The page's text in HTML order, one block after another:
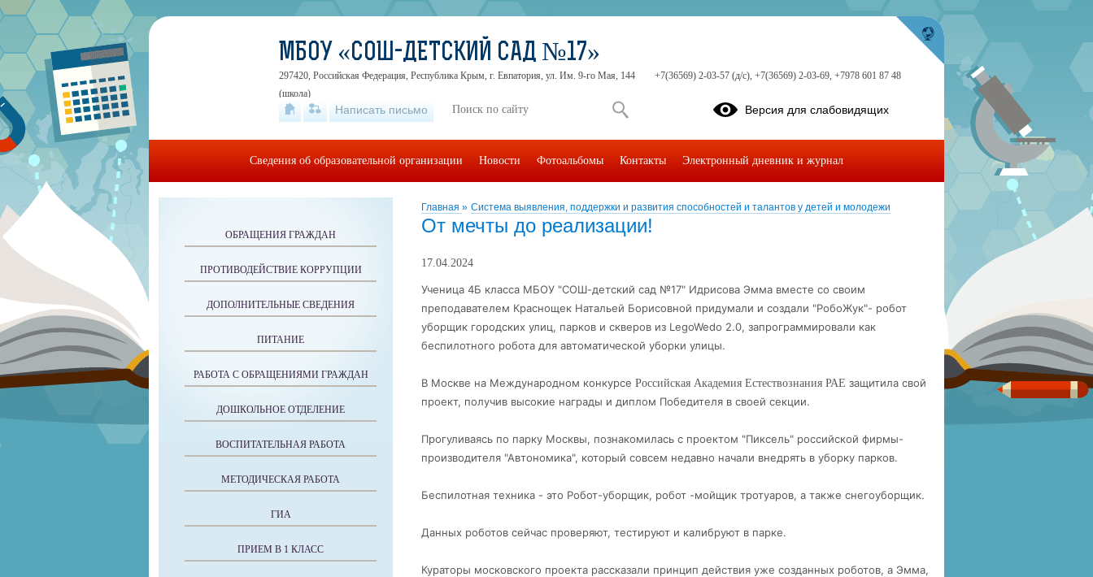
Главная » Система выявления, поддержки и развития способностей и талантов у детей и молодежи
От мечты до реализации!
17.04.2024
Ученица 4Б класса МБОУ "СОШ-детский сад №17" Идрисова Эмма вместе со своим
преподавателем Краснощек Натальей Борисовной придумали и создали "РобоЖук"- робот
уборщик городских улиц, парков и скверов из LegoWedo 2.0, запрограммировали как
беспилотного робота для автоматической уборки улицы.
В Москве на Международном конкурсе Российская Академия Естествознания РАЕ защитила свой
проект, получив высокие награды и диплом Победителя в своей секции.
Прогуливаясь по парку Москвы, познакомилась с проектом "Пиксель" российской фирмы-
производителя "Автономика", который совсем недавно начали внедрять в уборку парков.
Беспилотная техника - это Робот-уборщик, робот -мойщик тротуаров, а также снегоуборщик.
Данных роботов сейчас проверяют, тестируют и калибруют в парке.
Кураторы московского проекта рассказали принцип действия уже созданных роботов, а Эмма,
ОБРАЩЕНИЯ ГРАЖДАН
ПРОТИВОДЕЙСТВИЕ КОРРУПЦИИ
ДОПОЛНИТЕЛЬНЫЕ СВЕДЕНИЯ
ПИТАНИЕ
РАБОТА С ОБРАЩЕНИЯМИ ГРАЖДАН
ДОШКОЛЬНОЕ ОТДЕЛЕНИЕ
ВОСПИТАТЕЛЬНАЯ РАБОТА
МЕТОДИЧЕСКАЯ РАБОТА
ГИА
ПРИЕМ В 1 КЛАСС
МБОУ «СОШ-ДЕТСКИЙ САД №17»
297420, Российская Федерация, Республика Крым, г. Евпатория, ул. Им. 9-го Мая, 144
+7(36569) 2-03-57 (д/с), +7(36569) 2-03-69, +7978 601 87 48
(школа)
Написать письмо Версия для слабовидящих
Сведения об образовательной организации Новости Фотоальбомы Контакты Электронный дневник и журнал